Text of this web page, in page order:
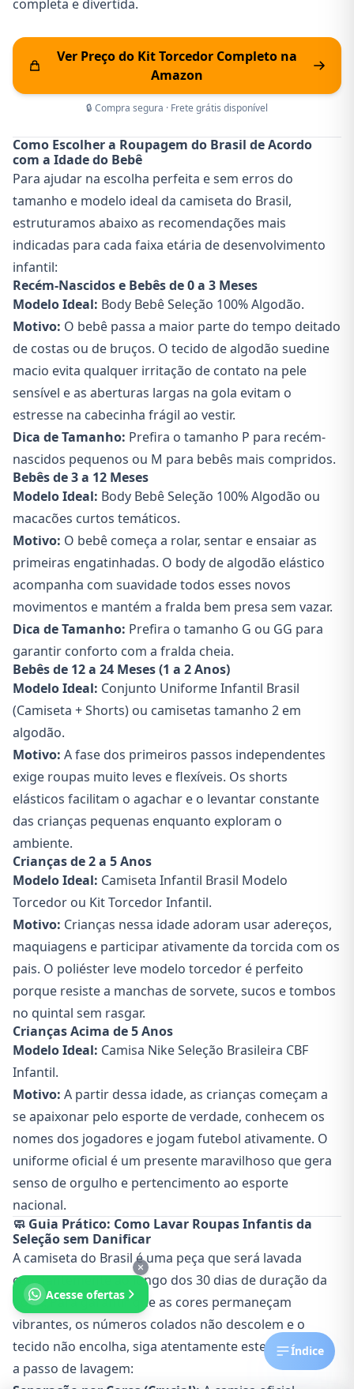
Índice
completa e divertida.
Ver Preço do Kit Torcedor Completo na
Amazon
🔒 Compra segura · Frete grátis disponível
Como Escolher a Roupagem do Brasil de Acordo
com a Idade do Bebê
Para ajudar na escolha perfeita e sem erros do
tamanho e modelo ideal da camiseta do Brasil,
estruturamos abaixo as recomendações mais
indicadas para cada faixa etária de desenvolvimento
infantil:
Recém-Nascidos e Bebês de 0 a 3 Meses
Modelo Ideal: Body Bebê Seleção 100% Algodão.
Motivo: O bebê passa a maior parte do tempo deitado
de costas ou de bruços. O tecido de algodão suedine
macio evita qualquer irritação de contato na pele
sensível e as aberturas largas na gola evitam o
estresse na cabecinha frágil ao vestir.
Dica de Tamanho: Prefira o tamanho P para recém-
nascidos pequenos ou M para bebês mais compridos.
Bebês de 3 a 12 Meses
Modelo Ideal: Body Bebê Seleção 100% Algodão ou
macacões curtos temáticos.
Motivo: O bebê começa a rolar, sentar e ensaiar as
primeiras engatinhadas. O body de algodão elástico
acompanha com suavidade todos esses novos
movimentos e mantém a fralda bem presa sem vazar.
Dica de Tamanho: Prefira o tamanho G ou GG para
garantir conforto com a fralda cheia.
Bebês de 12 a 24 Meses (1 a 2 Anos)
Modelo Ideal: Conjunto Uniforme Infantil Brasil
(Camiseta + Shorts) ou camisetas tamanho 2 em
algodão.
Motivo: A fase dos primeiros passos independentes
exige roupas muito leves e flexíveis. Os shorts
elásticos facilitam o agachar e o levantar constante
das crianças pequenas enquanto exploram o
ambiente.
Crianças de 2 a 5 Anos
Modelo Ideal: Camiseta Infantil Brasil Modelo
Torcedor ou Kit Torcedor Infantil.
Motivo: Crianças nessa idade adoram usar adereços,
maquiagens e participar ativamente da torcida com os
pais. O poliéster leve modelo torcedor é perfeito
porque resiste a manchas de sorvete, sucos e tombos
no quintal sem rasgar.
Crianças Acima de 5 Anos
Modelo Ideal: Camisa Nike Seleção Brasileira CBF
Infantil.
Motivo: A partir dessa idade, as crianças começam a
se apaixonar pelo esporte de verdade, conhecem os
nomes dos jogadores e jogam futebol ativamente. O
uniforme oficial é um presente maravilhoso que gera
senso de orgulho e pertencimento ao esporte
nacional.
🧼 Guia Prático: Como Lavar Roupas Infantis da
Seleção sem Danificar
A camiseta do Brasil é uma peça que será lavada
constantemente ao longo dos 30 dias de duração da
Copa. Para garantir que as cores permaneçam
vibrantes, os números colados não descolem e o
tecido não encolha, siga atentamente este guia passo
a passo de lavagem:
Acesse ofertas